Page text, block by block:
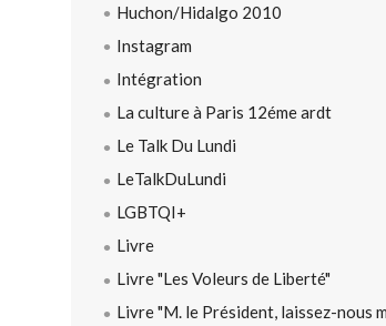
Huchon/Hidalgo 2010
Instagram
Intégration
La culture à Paris 12éme ardt
Le Talk Du Lundi
LeTalkDuLundi
LGBTQI+
Livre
Livre "Les Voleurs de Liberté"
Livre "M. le Président, laissez-nous